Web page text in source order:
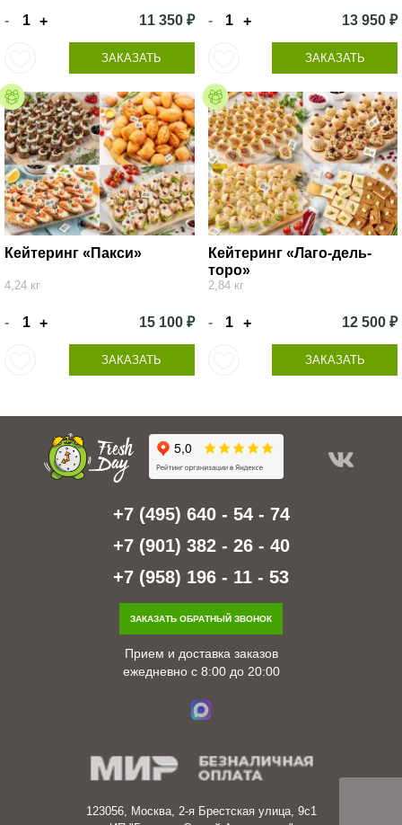
- + 11 350 ₽
ЗАКАЗАТЬ
- + 13 950 ₽
ЗАКАЗАТЬ
Кейтеринг «Пакси»
4,24 кг
- + 15 100 ₽
ЗАКАЗАТЬ
Кейтеринг «Лаго-дель-
торо»
2,84 кг
- + 12 500 ₽
ЗАКАЗАТЬ
+7 (495) 640 - 54 - 74
+7 (901) 382 - 26 - 40
+7 (958) 196 - 11 - 53
ЗАКАЗАТЬ ОБРАТНЫЙ ЗВОНОК
Прием и доставка заказов
ежедневно с 8:00 до 20:00
123056, Москва, 2-я Брестская улица, 9с1